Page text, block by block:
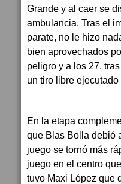
Grande y al caer se
ambulancia. Tras el
parate, no le hizo
bien aprovechados
peligro y a los 27,
un tiro libre
En la etapa
que Blas Bolla debió
juego se tornó más
juego en el centro
tuvo Maxi López que